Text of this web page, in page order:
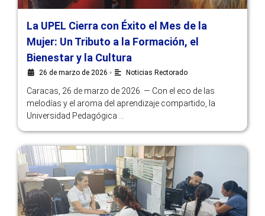
La UPEL Cierra con Éxito el Mes de la
Mujer: Un Tributo a la Formación, el
Bienestar y la Cultura
26 de marzo de 2026 • Noticias Rectorado
Caracas, 26 de marzo de 2026. — Con el eco de las
melodías y el aroma del aprendizaje compartido, la
Universidad Pedagógica …